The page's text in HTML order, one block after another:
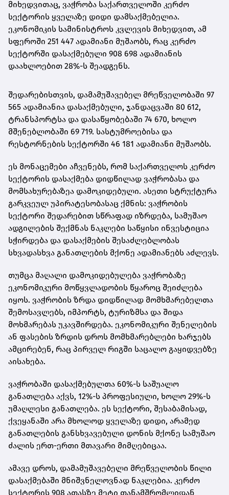
მიხედვითაც, ვაჭრობა საქართველოში კერძო
სექტორის ყველაზე დიდი დამსაქმებელია.
ეკონომიკის სამინისტროს კვლევის მიხედვით, ამ
სფეროში 251 447 ადამიანი მუშაობს, რაც კერძო
სექტორში დასაქმებული 908 698 ადამიანის
დაახლოებით 28%-ს შეადგენს.
შედარებისთვის, დამამუშავებელ მრეწველობაში 97
565 ადამიანია დასაქმებული, ჯანდაცვაში 80 612,
ტრანსპორტსა და დასაწყობებაში 74 670, ხოლო
მშენებლობაში 69 719. სასტუმროებისა და
რესტორნების სექტორში 46 181 ადამიანი მუშაობს.
ეს მონაცემები აჩვენებს, რომ საქართველოს კერძო
სექტორის დასაქმება დიდწილად ვაჭრობასა და
მომსახურებაზეა დამოკიდებული. ასეთი სტრუქტურა
გარკვეულ უპირატესობასაც ქმნის: ვაჭრობის
სექტორი შედარებით სწრაფად იზრდება, სამუშაო
ადგილების შექმნას ნაკლები საწყისი ინვესტიცია
სჭირდება და დასაქმების შესაძლებლობას
სხვადასხვა განათლების მქონე ადამიანებს აძლევს.
თუმცა მაღალი დამოკიდებულება ვაჭრობაზე
ეკონომიკური მოწყვლადობის წყაროც შეიძლება
იყოს. ვაჭრობის ზრდა დიდწილად მომხმარებელთა
შემოსავლებს, იმპორტს, ტურიზმსა და შიდა
მოხმარებას უკავშირდება. ეკონომიკური შენელების
ან ფასების ზრდის დროს მომხმარებლები ხარჯებს
ამცირებენ, რაც პირველ რიგში საცალო გაყიდვებზე
აისახება.
ვაჭრობაში დასაქმებულთა 60%-ს საშუალო
განათლება აქვს, 12%-ს პროფესიული, ხოლო 29%-ს
უმაღლესი განათლება. ეს სექტორი, შესაბამისად,
ქვეყანაში არა მხოლოდ ყველაზე დიდი, არამედ
განათლების განსხვავებული დონის მქონე სამუშაო
ძალის ერთ-ერთი მთავარი მიმღებიცაა.
ამავე დროს, დამამუშავებელი მრეწველობის წილი
დასაქმებაში მნიშვნელოვნად ნაკლებია. კერძო
სექტორის 908 ათასზე მეტი თანამშრომლიდან